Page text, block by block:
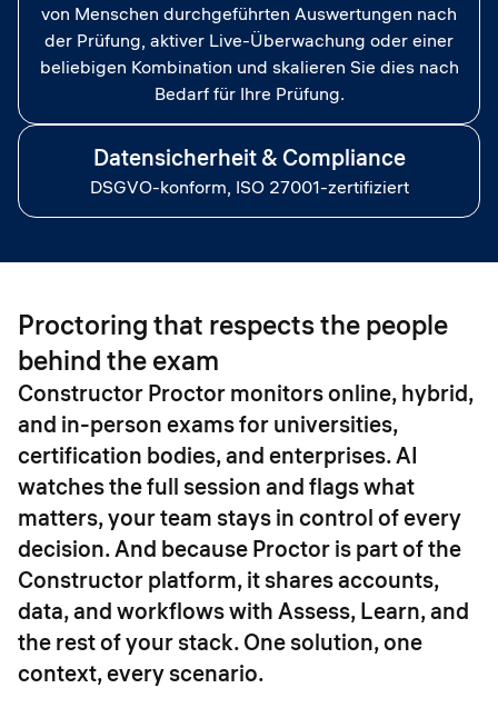
von Menschen durchgeführten Auswertungen nach
der Prüfung, aktiver Live-Überwachung oder einer
beliebigen Kombination und skalieren Sie dies nach
Bedarf für Ihre Prüfung.
Datensicherheit & Compliance
DSGVO-konform, ISO 27001-zertifiziert
Proctoring that respects the people
behind the exam
Constructor Proctor monitors online, hybrid,
and in-person exams for universities,
certification bodies, and enterprises. AI
watches the full session and flags what
matters, your team stays in control of every
decision. And because Proctor is part of the
Constructor platform, it shares accounts,
data, and workflows with Assess, Learn, and
the rest of your stack. One solution, one
context, every scenario.